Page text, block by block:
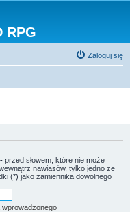
RPG
Zaloguj się
- przed słowem, które nie może
nawiasów, tylko jedno ze
(*) jako zamiennika dowolnego